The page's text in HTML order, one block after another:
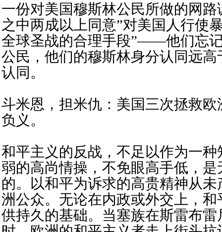
一份对美国穆斯林公民所做的网
之中两成以上同意”对美国人行使
全球圣战的合理手段”——他们忘
公民，他们的穆斯林身分认同远
认同。
斗米恩，担米仇：美国三次拯救
负义。
和平主义的反战，不足以作为一
弱的高尚情操，不免眼高手低，是
的。以和平为诉求的高贵精神从
洲公众。无论在内政或外交上，
供持久的基础。当塞族在斯雷布